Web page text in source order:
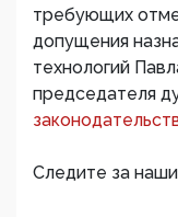
требующих
допущения
технологий
председателя
Следите за